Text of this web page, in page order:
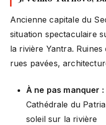
Ancienne capitale du
situation spectaculaire
la rivière Yantra.
rues pavées,
À ne pas manquer :
Cathédrale du
soleil sur la rivière